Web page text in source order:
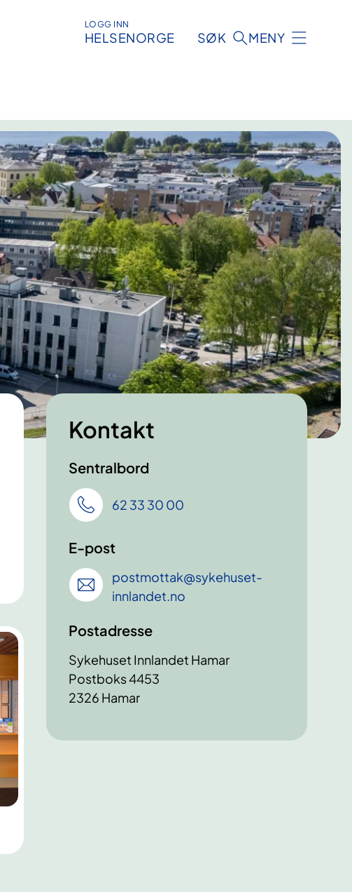
LOGG INN
HELSENORGE SØK MENY
Kontakt
Sentralbord
62 33 30 00
E-post
postmottak@sykehuset-
innlandet.no
Postadresse
Sykehuset Innlandet Hamar
Postboks 4453
2326 Hamar